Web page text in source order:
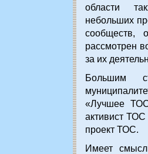
области
небольших
сообществ,
рассмотрен
за их
Большим
«Лучшее
активист ТОС
проект ТОС.
Имеет